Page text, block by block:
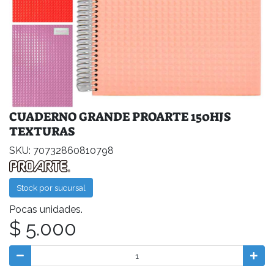
CUADERNO GRANDE PROARTE 150HJS
TEXTURAS
SKU: 70732860810798
Stock por sucursal
Pocas unidades.
$ 5.000